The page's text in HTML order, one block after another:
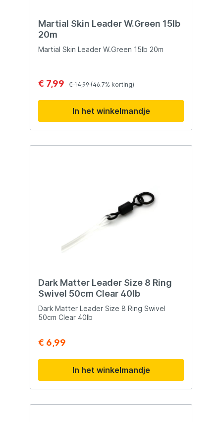
Martial Skin Leader W.Green 15lb
20m
Martial Skin Leader W.Green 15lb 20m
€ 7,99 € 14,99(46.7% korting)
In het winkelmandje
Dark Matter Leader Size 8 Ring
Swivel 50cm Clear 40lb
Dark Matter Leader Size 8 Ring Swivel
50cm Clear 40lb
€ 6,99
In het winkelmandje